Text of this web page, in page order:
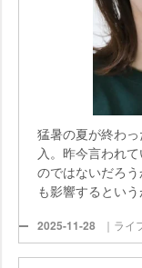
猛暑の夏が終わ
入。昨今言われ
のではないだろ
も影響するとい
2025-11-28 ｜ライ